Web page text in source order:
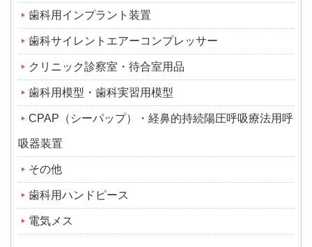
歯科用インプラント装置
歯科サイレントエアーコンプレッサー
クリニック診察室・待合室用品
歯科用模型・歯科実習用模型
CPAP（シーパップ）・経鼻的持続陽圧呼吸療法用呼
吸器装置
その他
歯科用ハンドピース
電気メス